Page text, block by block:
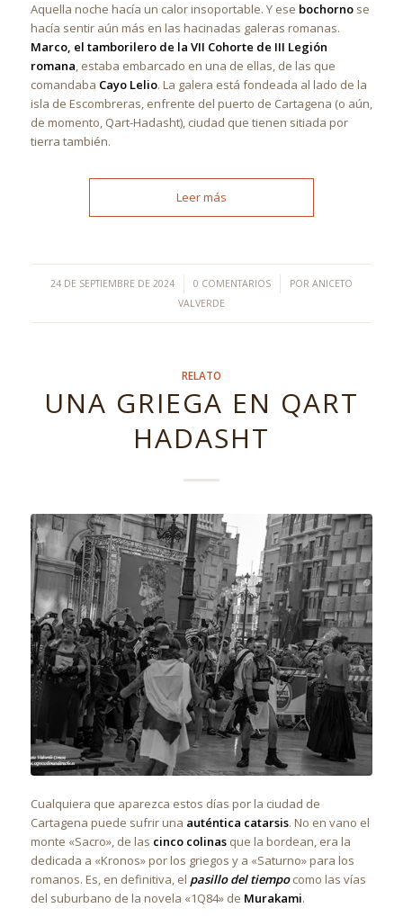
Aquella noche hacía un calor insoportable. Y ese bochornose
hacía sentir aún más en las hacinadas galeras romanas.
Marco, el tamborilero de la VII Cohorte de III Legión
romana, estaba embarcado en una de ellas, de las que
comandaba Cayo Lelio. La galera está fondeada al lado de la
isla de Escombreras, enfrente del puerto de Cartagena (o aún,
de momento, Qart-Hadasht), ciudad que tienen sitiada por
tierra también.
Leer más
24 DE SEPTIEMBRE DE 2024
/ 0 COMENTARIOS
/ POR ANICETO
VALVERDE
RELATO
UNA GRIEGA EN QART
HADASHT
Cualquiera que aparezca estos días por la ciudad de
Cartagena puede sufrir una auténtica catarsis. No en vano el
monte «Sacro», de las cinco colinasque la bordean, era la
dedicada a «Kronos» por los griegos y a «Saturno» para los
romanos. Es, en definitiva, el pasillo del tiempocomo las vías
del suburbano de la novela «1Q84» de Murakami.